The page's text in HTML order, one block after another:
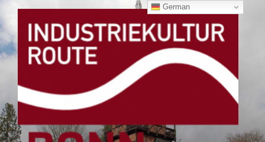
Zum
Inhalt
springen
German